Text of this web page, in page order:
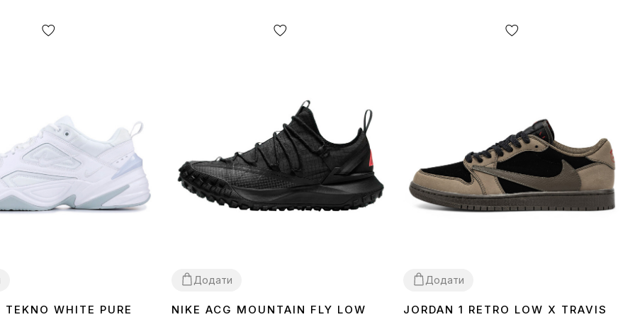
WHITE PURE
Додати
NIKE ACG MOUNTAIN FLY LOW
Додати
JORDAN 1 RETRO LOW X TRAVIS